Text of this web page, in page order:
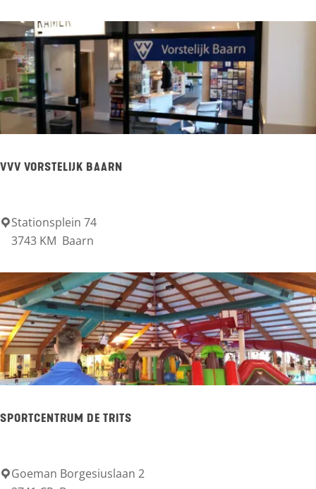
y
n
p
a
r
c
o
s
VVV VORSTELIJK BAARN
V
V
V
o
r
s
t
l
j
Stationsplein 74
3743 KM Baarn
SPORTCENTRUM DE TRITS
S Goeman Borgesiuslaan 2